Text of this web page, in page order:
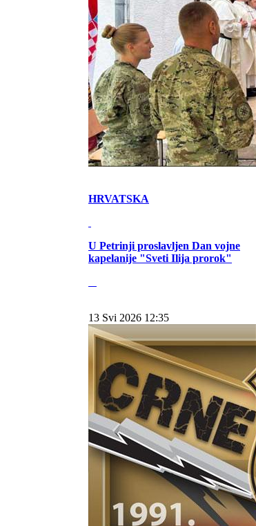
HRVATSKA
U Petrinji proslavljen Dan vojne
kapelanije "Sveti Ilija prorok"
13 Svi 2026 12:35